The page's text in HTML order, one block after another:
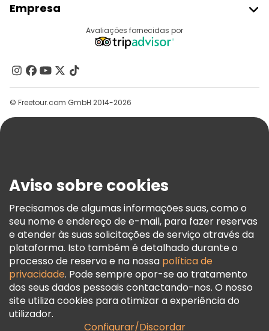
Registo Do Fornecedor
Programa De Afiliados
Empresa
Contacte-Nos
Grupos
Ajuda
Termos E Informações Legais
Política De Cookies
Freetour Prémios
Programa De Fidelidade
Avaliações fornecidas por
© Freetour.com GmbH 2014-2026
Aviso sobre cookies
Precisamos de algumas informações suas, como o
seu nome e endereço de e-mail, para fazer reservas
e atender às suas solicitações de serviço através da
plataforma. Isto também é detalhado durante o
processo de reserva e na nossa política de
privacidade. Pode sempre opor-se ao tratamento
dos seus dados pessoais contactando-nos. O nosso
site utiliza cookies para otimizar a experiência do
utilizador.
Configurar/Discordar